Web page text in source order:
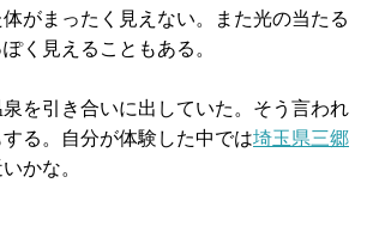
がまったく見えない。また光の当たる
く見えることもある。
を引き合いに出していた。そう言われ
る。自分が体験した中では埼玉県三郷
かな。